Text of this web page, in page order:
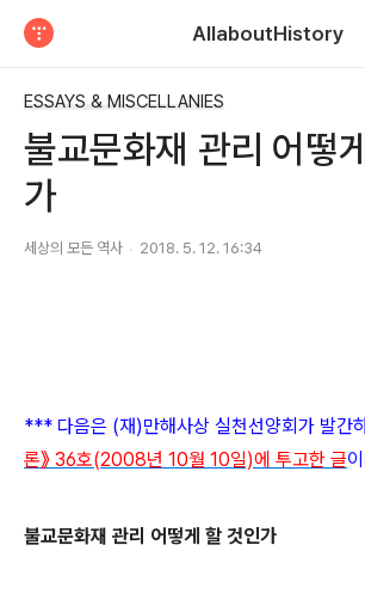
AllaboutHistory
ESSAYS & MISCELLANIES
불교문화재 관리 어떻
가
세상의 모든 역사 2018. 5. 12. 16:34
*** 다음은 (재)만해사상 실천선양회가 발간
론》 36호(2008년 10월 10일)에 투고한 글
불교문화재 관리 어떻게 할 것인가